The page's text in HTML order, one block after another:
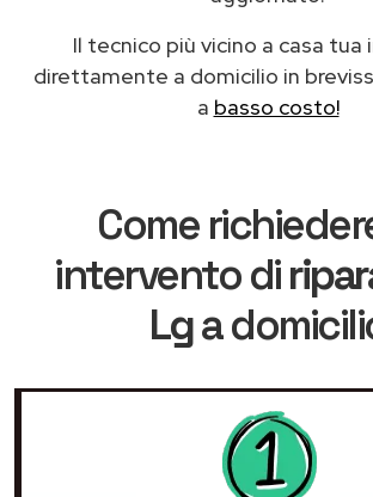
Il tecnico più vicino a casa tua
direttamente a domicilio in
a basso costo!
Come
intervento di
Lga